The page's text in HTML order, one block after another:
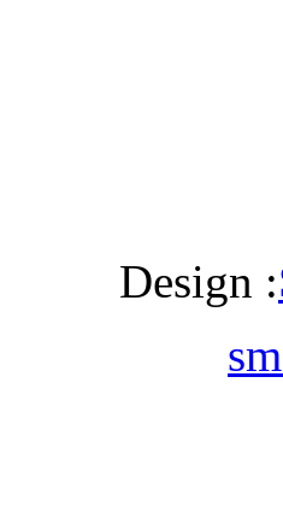
Design :